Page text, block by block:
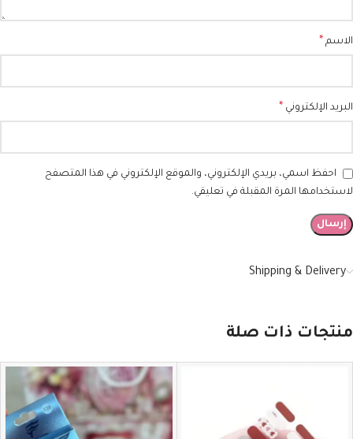
الاسم *
البريد الإلكتروني *
احفظ اسمي، بريدي الإلكتروني، والموقع الإلكتروني في هذا المتصفح
لاستخدامها المرة المقبلة في تعليقي.
Shipping & Delivery
منتجات ذات صلة